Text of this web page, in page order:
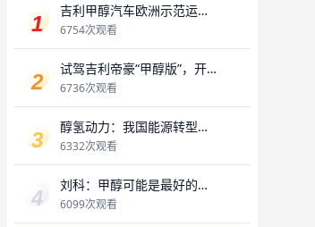
吉利甲醇汽车欧洲示范运行
助推全球交通领域碳中和
6754次观看
试驾吉利帝豪“甲醇版”，开
起来像电动车，“醇耗”是最
大惊喜？
6736次观看
醇氢动力：我国能源转型的
新机遇
6332次观看
刘科：甲醇可能是最好的储
氢载体
6099次观看